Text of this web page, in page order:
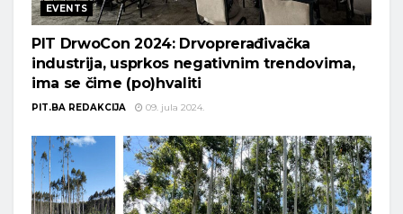
EVENTS
PIT DrwoCon 2024: Drvoprerađivačka
industrija, usprkos negativnim trendovima,
ima se čime (po)hvaliti
PIT.BA REDAKCIJA 09. jula 2024.